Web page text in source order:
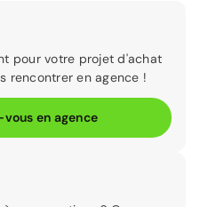
pour votre projet d'achat
rencontrer en agence !
en agence